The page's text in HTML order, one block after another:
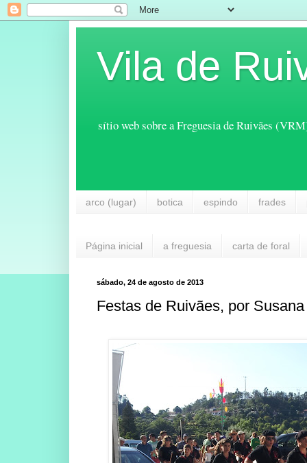
Vila de
sítio web sobre a Freguesia de Ruivães
arco (lugar) botica espindo frades
Página inicial a freguesia carta de foral
sábado, 24 de agosto de 2013
Festas de Ruivães, por